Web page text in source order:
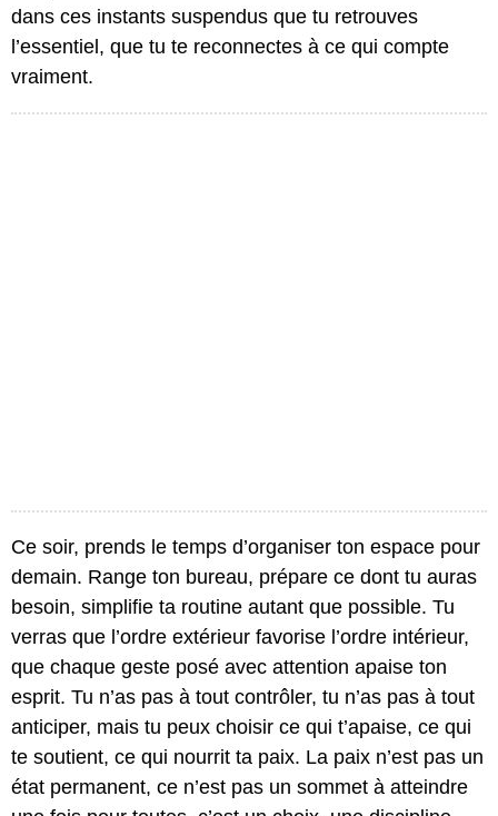
dans ces instants suspendus que tu retrouves
l’essentiel, que tu te reconnectes à ce qui compte
vraiment.
Ce soir, prends le temps d’organiser ton espace pour
demain. Range ton bureau, prépare ce dont tu auras
besoin, simplifie ta routine autant que possible. Tu
verras que l’ordre extérieur favorise l’ordre intérieur,
que chaque geste posé avec attention apaise ton
esprit. Tu n’as pas à tout contrôler, tu n’as pas à tout
anticiper, mais tu peux choisir ce qui t’apaise, ce qui
te soutient, ce qui nourrit ta paix. La paix n’est pas un
état permanent, ce n’est pas un sommet à atteindre